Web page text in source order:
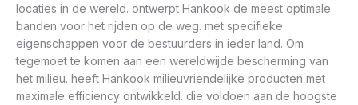
locaties in de wereld. ontwerpt Hankook de meest optimale
banden voor het rijden op de weg. met specifieke
eigenschappen voor de bestuurders in ieder land. Om
tegemoet te komen aan een wereldwijde bescherming van
het milieu. heeft Hankook milieuvriendelijke producten met
maximale efficiency ontwikkeld. die voldoen aan de hoogste